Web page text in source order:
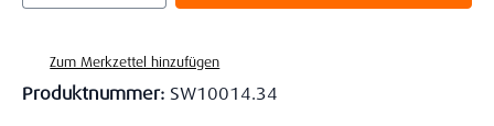
Zum Merkzettel hinzufügen
Produktnummer: SW10014.34